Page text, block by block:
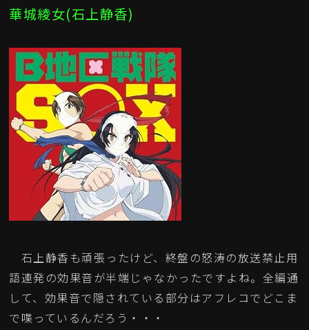
華城綾女(石上静香)
石上静香も頑張ったけど、終盤の怒涛の放送禁止用
語連発の効果音が半端じゃなかったですよね。全編通
して、効果音で隠されている部分はアフレコでどこま
で喋っているんだろう・・・